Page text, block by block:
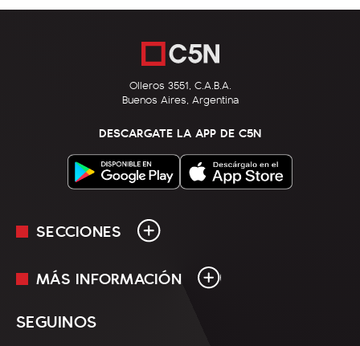
Olleros 3551, C.A.B.A.
Buenos Aires, Argentina
DESCARGATE LA APP DE C5N
SECCIONES
En Vivo
MÁS INFORMACIÓN
Mediakit
SEGUINOS